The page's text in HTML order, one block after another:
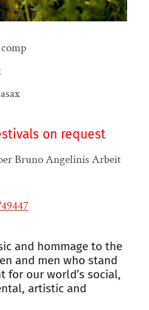
on request
Bruno Angelinis Arbeit
and hommage to the
and men who stand
for our world’s social,
artistic and